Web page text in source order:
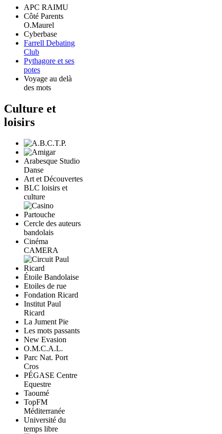
APC RAIMU
Côté Parents
O.Maurel
Cyberbase
Farrell Debating
Club
Pythagore et ses
potes
Voyage au delà
des mots
Culture et
loisirs
Arabesque Studio
Danse
Art et Découvertes
BLC loisirs et
culture
Cercle des auteurs
bandolais
Cinéma
CAMERA
Étoile Bandolaise
Etoiles de rue
Fondation Ricard
Institut Paul
Ricard
La Jument Pie
Les mots passants
New Evasion
O.M.C.A.L.
Parc Nat. Port
Cros
PÉGASE Centre
Equestre
Taoumé
TopFM
Méditerranée
Université du
temps libre